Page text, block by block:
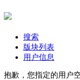
搜索
版块列表
用户信息
抱歉，您指定的用户